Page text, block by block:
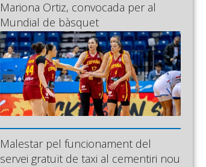
Mariona Ortiz, convocada per al
Mundial de bàsquet
Malestar pel funcionament del
servei gratuït de taxi al cementiri nou